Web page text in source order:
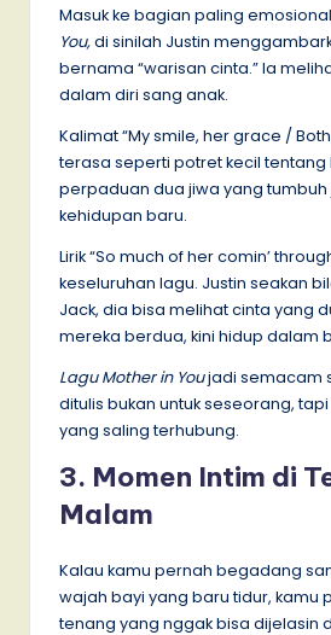
Masuk ke bagian paling
You,di sinilah Justin
bernama “warisan cinta.” Ia
dalam diri sang anak.
Kalimat “My smile, her grace /
terasa seperti potret kecil
perpaduan dua jiwa yang tumbuh
kehidupan baru.
Lirik “So much of her comin’
keseluruhan lagu. Justin seakan
Jack, dia bisa melihat cinta yang
mereka berdua, kini hidup dalam
Lagu Mother in Youjadi semacam
ditulis bukan untuk seseorang,
yang saling terhubung.
3. Momen Intim di
Malam
Kalau kamu pernah begadang
wajah bayi yang baru tidur, kamu
tenang yang nggak bisa dijelasin